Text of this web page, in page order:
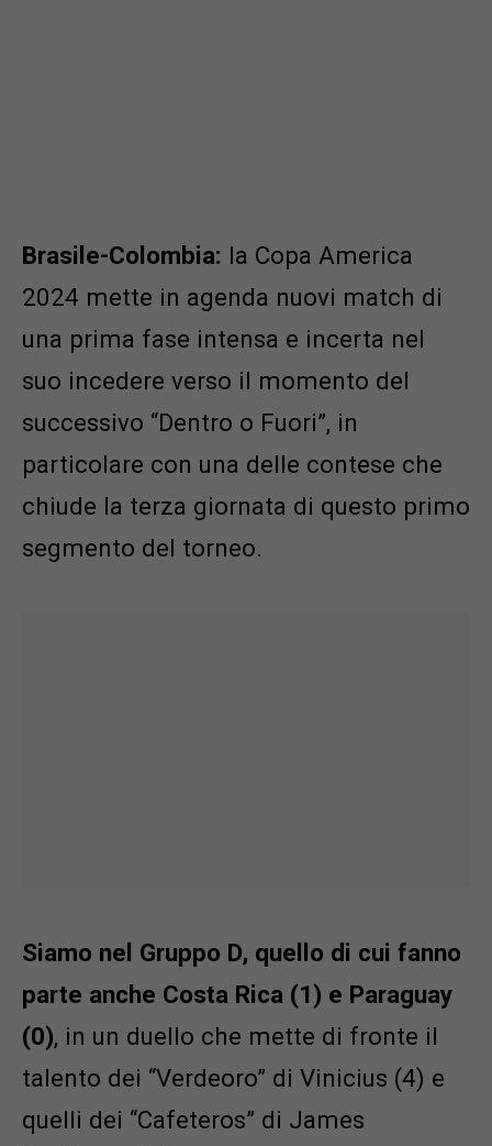
Brasile-Colombia: la Copa America
2024 mette in agenda nuovi match di
una prima fase intensa e incerta nel
suo incedere verso il momento del
successivo “Dentro o Fuori”, in
particolare con una delle contese che
chiude la terza giornata di questo primo
segmento del torneo.
Siamo nel Gruppo D, quello di cui fanno
parte anche Costa Rica (1) e Paraguay
(0), in un duello che mette di fronte il
talento dei “Verdeoro” di Vinicius (4) e
quelli dei “Cafeteros” di James